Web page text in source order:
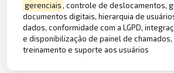
gerenciais, controle de deslocamentos,
documentos digitais, hierarquia de
dados, conformidade com a LGPD,
e disponibilização de painel de chamados,
treinamento e suporte aos usuários